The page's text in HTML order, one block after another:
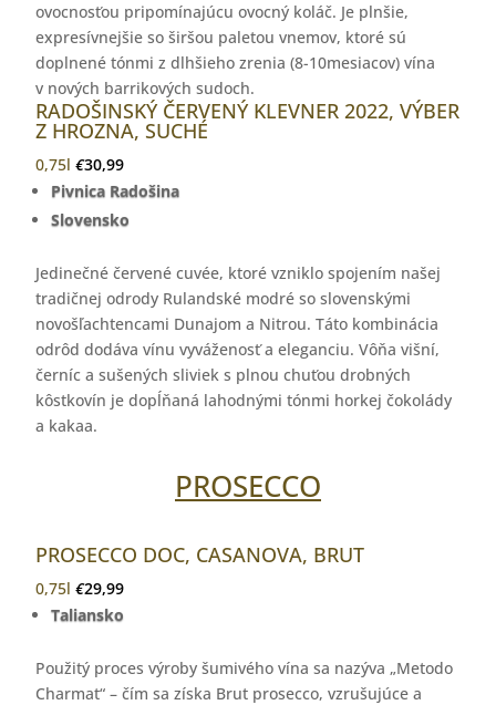
ovocnosťou pripomínajúcu ovocný koláč. Je plnšie,
expresívnejšie so širšou paletou vnemov, ktoré sú
doplnené tónmi z dlhšieho zrenia (8-10mesiacov) vína
v nových barrikových sudoch.
RADOŠINSKÝ ČERVENÝ KLEVNER 2022, VÝBER
Z HROZNA, SUCHÉ
0,75l €30,99
Pivnica Radošina
Slovensko
Jedinečné červené cuvée, ktoré vzniklo spojením našej
tradičnej odrody Rulandské modré so slovenskými
novošľachtencami Dunajom a Nitrou. Táto kombinácia
odrôd dodáva vínu vyváženosť a eleganciu. Vôňa višní,
černíc a sušených sliviek s plnou chuťou drobných
kôstkovín je dopĺňaná lahodnými tónmi horkej čokolády
a kakaa.
PROSECCO
PROSECCO DOC, CASANOVA, BRUT
0,75l €29,99
Taliansko
Použitý proces výroby šumivého vína sa nazýva „Metodo
Charmat“ – čím sa získa Brut prosecco, vzrušujúce a